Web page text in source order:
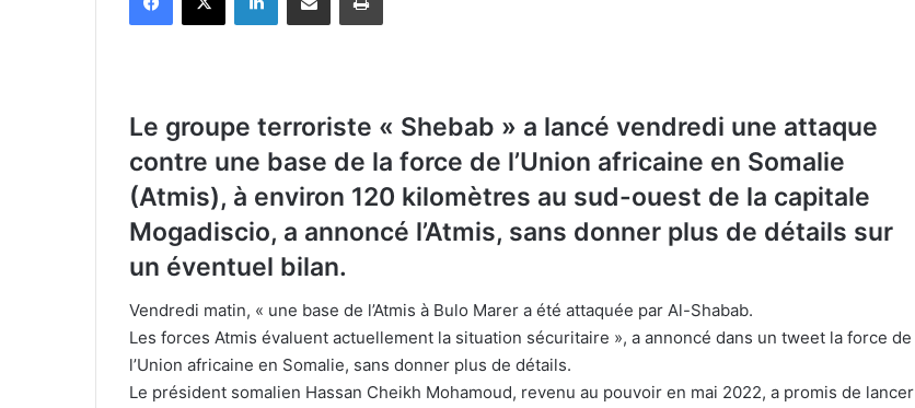
Le groupe terroriste « Shebab » a lancé vendredi une attaque
contre une base de la force de l’Union africaine en Somalie
(Atmis), à environ 120 kilomètres au sud-ouest de la capitale
Mogadiscio, a annoncé l’Atmis, sans donner plus de détails sur
un éventuel bilan.
Vendredi matin, « une base de l’Atmis à Bulo Marer a été attaquée par Al-Shabab.
Les forces Atmis évaluent actuellement la situation sécuritaire », a annoncé dans un tweet la force de
l’Union africaine en Somalie, sans donner plus de détails.
Le président somalien Hassan Cheikh Mohamoud, revenu au pouvoir en mai 2022, a promis de lancer
Présidence turque : les récentes